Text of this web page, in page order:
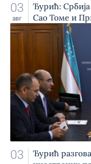
03
авг
Ђурић:
Сао Томе и
03
Ђурић